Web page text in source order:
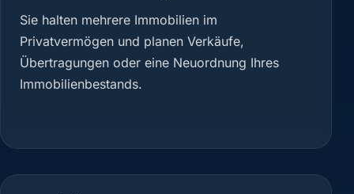
Sie halten mehrere Immobilien im
Privatvermögen und planen Verkäufe,
Übertragungen oder eine Neuordnung Ihres
Immobilienbestands.